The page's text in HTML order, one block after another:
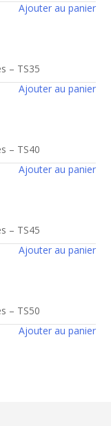
Ajouter au panier
– TS35
Ajouter au panier
– TS40
Ajouter au panier
– TS45
Ajouter au panier
– TS50
Ajouter au panier